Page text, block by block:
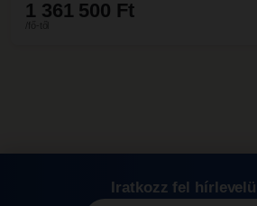
1 361 500 Ft
/fő-től
Iratkozz fel